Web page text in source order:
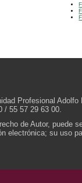
Profesional
/ 55 57 29 63 00.
de Autor, puede
electrónica; su uso